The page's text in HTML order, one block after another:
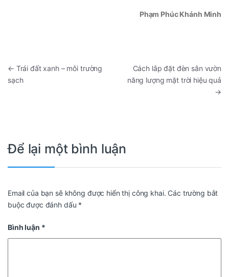
Phạm Phúc Khánh Minh
← Trái đất xanh – môi trường
sạch
Cách lắp đặt đèn sân vườn
năng lượng mặt trời hiệu quả
→
Để lại một bình luận
Email của bạn sẽ không được hiển thị công khai. Các trường bắt
buộc được đánh dấu *
Bình luận *